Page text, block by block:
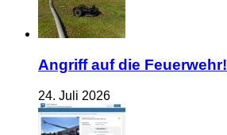
Angriff auf die Feuerwehr!
24. Juli 2026